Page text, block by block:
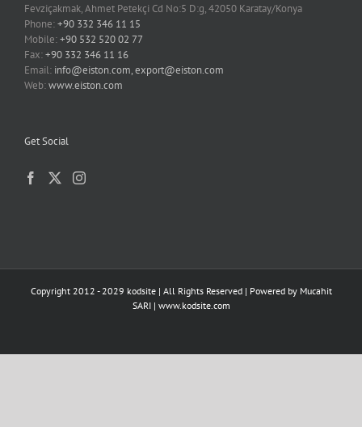
Fevziçakmak, Ahmet Petekçi Cd No:5 D:g, 42050 Karatay/Konya
Phone:+90 332 346 11 15
Mobile:+90 532 520 02 77
Fax:+90 332 346 11 16
Email: info@eiston.com, export@eiston.com
Web:www.eiston.com
Get Social
Copyright 2012 - 2029 kodsite | All Rights Reserved | Powered by Mucahit
SARI| www.kodsite.com